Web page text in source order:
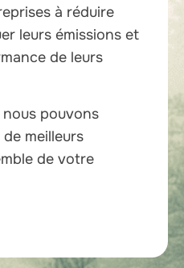
à réduire
leurs émissions et
de leurs
pouvons
meilleurs
de votre